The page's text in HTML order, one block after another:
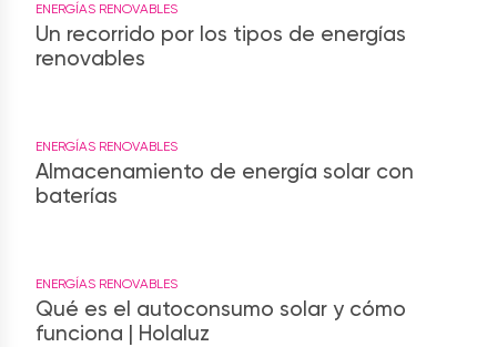
ENERGÍAS RENOVABLES
Un recorrido por los tipos de energías
renovables
ENERGÍAS RENOVABLES
Almacenamiento de energía solar con
baterías
ENERGÍAS RENOVABLES
Qué es el autoconsumo solar y cómo
funciona | Holaluz